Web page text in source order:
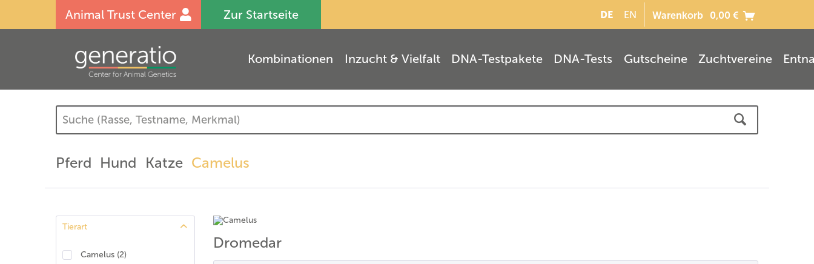
Animal Trust Center Zur Startseite DE EN Warenkorb 0,00 €
Kombinationen Inzucht & Vielfalt DNA-Testpakete DNA-Tests Gutscheine Zuchtvereine
Pferd Hund Katze Camelus
Tierart
Camelus (2)
Dromedar